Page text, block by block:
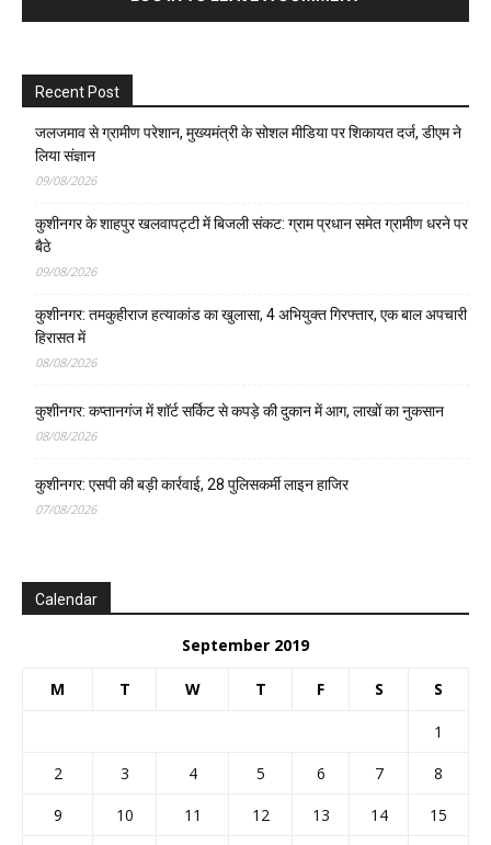
Recent Post
जलजमाव से ग्रामीण परेशान, मुख्यमंत्री के सोशल मीडिया पर शिकायत दर्ज, डीएम ने
लिया संज्ञान
09/08/2026
कुशीनगर के शाहपुर खलवापट्टी में बिजली संकट: ग्राम प्रधान समेत ग्रामीण धरने पर
बैठे
09/08/2026
कुशीनगर: तमकुहीराज हत्याकांड का खुलासा, 4 अभियुक्त गिरफ्तार, एक बाल अपचारी
हिरासत में
08/08/2026
कुशीनगर: कप्तानगंज में शॉर्ट सर्किट से कपड़े की दुकान में आग, लाखों का नुकसान
08/08/2026
कुशीनगर: एसपी की बड़ी कार्रवाई, 28 पुलिसकर्मी लाइन हाजिर
07/08/2026
Calendar
September 2019
M T W T F S S
1
2
3 4 5 6 7
8
9
10 11 12 13 14
15